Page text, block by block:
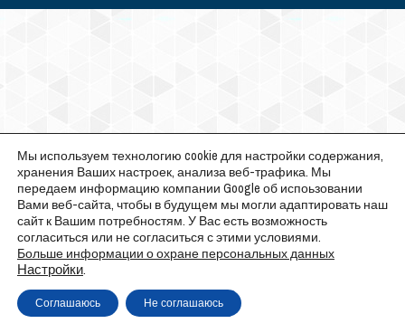
Мы используем технологию cookie для настройки содержания,
хранения Ваших настроек, анализа веб-трафика. Мы
передаем информацию компании Google об испоьзовании
Вами веб-сайта, чтобы в будущем мы могли адаптировать наш
сайт к Вашим потребностям. У Вас есть возможность
согласиться или не согласиться с этими условиями.
Больше информации о охране персональных данных
Настройки.
Соглашаюсь Не соглашаюсь